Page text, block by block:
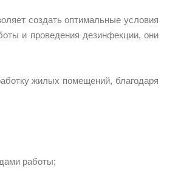
создать оптимальные условия
и проведения дезинфекции, они
жилых помещений, благодаря
работы;